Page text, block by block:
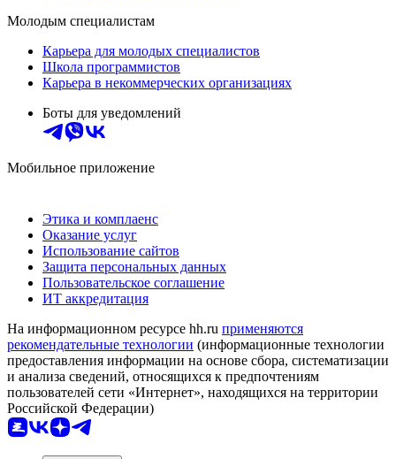
Молодым специалистам
Карьера для молодых специалистов
Школа программистов
Карьера в некоммерческих организациях
Боты для уведомлений
Мобильное приложение
Этика и комплаенс
Оказание услуг
Использование сайтов
Защита персональных данных
Пользовательское соглашение
ИТ аккредитация
На информационном ресурсе hh.ru применяются
рекомендательные технологии (информационные технологии
предоставления информации на основе сбора, систематизации
и анализа сведений, относящихся к предпочтениям
пользователей сети «Интернет», находящихся на территории
Российской Федерации)